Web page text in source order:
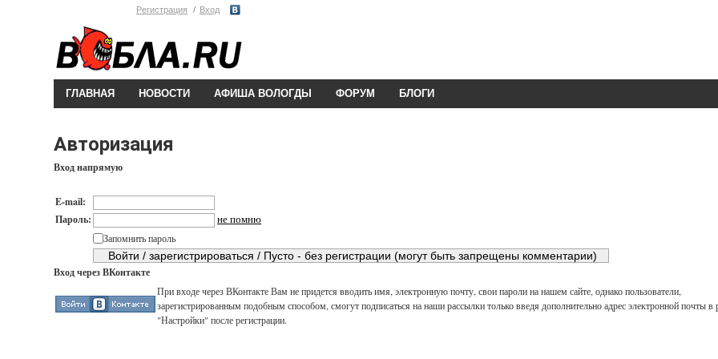
Регистрация Вход
ГЛАВНАЯ НОВОСТИ АФИША ВОЛОГДЫ ФОРУМ БЛОГИ
Авторизация
Вход напрямую
E-mail:
Пароль:
не помню
Запомнить пароль
Вход через ВКонтакте
При входе через ВКонтакте Вам не придется вводить имя, электронную почту, свои пароли на нашем сайте, однако пользователи,
зарегистрированным подобным способом, смогут подписаться на наши рассылки только введя дополнительно адрес электронной почты в
"Настройки" после регистрации.